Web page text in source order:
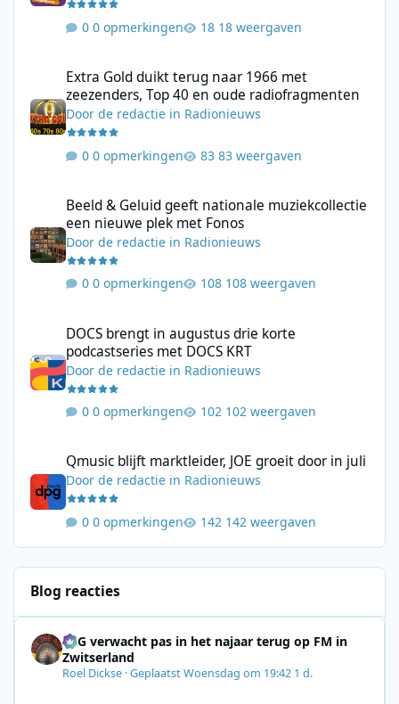
0 opmerkingen 18 weergaven
Extra Gold duikt terug naar 1966 met
zeezenders, Top 40 en oude radiofragmenten
Doorde redactie in Radionieuws
0 opmerkingen 83 weergaven
Beeld & Geluid geeft nationale muziekcollectie
een nieuwe plek met Fonos
Doorde redactie in Radionieuws
0 opmerkingen 108 weergaven
DOCS brengt in augustus drie korte
podcastseries met DOCS KRT
Doorde redactie in Radionieuws
0 opmerkingen 102 weergaven
Qmusic blijft marktleider, JOE groeit door in juli
Doorde redactie in Radionieuws
0 opmerkingen 142 weergaven
Blog reacties
SRG verwacht pas in het najaar terug op FM in
Zwitserland
Roel Dickse ·GeplaatstWoensdag om 19:42 1 d.